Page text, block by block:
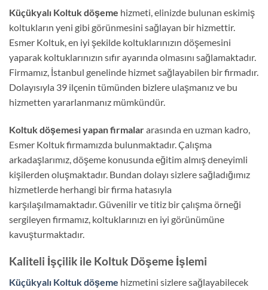
Küçükyalı Koltuk döşeme hizmeti, elinizde bulunan eskimiş
koltukların yeni gibi görünmesini sağlayan bir hizmettir.
Esmer Koltuk, en iyi şekilde koltuklarınızın döşemesini
yaparak koltuklarınızın sıfır ayarında olmasını sağlamaktadır.
Firmamız, İstanbul genelinde hizmet sağlayabilen bir firmadır.
Dolayısıyla 39 ilçenin tümünden bizlere ulaşmanız ve bu
hizmetten yararlanmanız mümkündür.
Koltuk döşemesi yapan firmalararasında en uzman kadro,
Esmer Koltuk firmamızda bulunmaktadır. Çalışma
arkadaşlarımız, döşeme konusunda eğitim almış deneyimli
kişilerden oluşmaktadır. Bundan dolayı sizlere sağladığımız
hizmetlerde herhangi bir firma hatasıyla
karşılaşılmamaktadır. Güvenilir ve titiz bir çalışma örneği
sergileyen firmamız, koltuklarınızı en iyi görünümüne
kavuşturmaktadır.
Kaliteli İşçilik ile Koltuk Döşeme İşlemi
Küçükyalı Koltuk döşeme hizmetini sizlere sağlayabilecek